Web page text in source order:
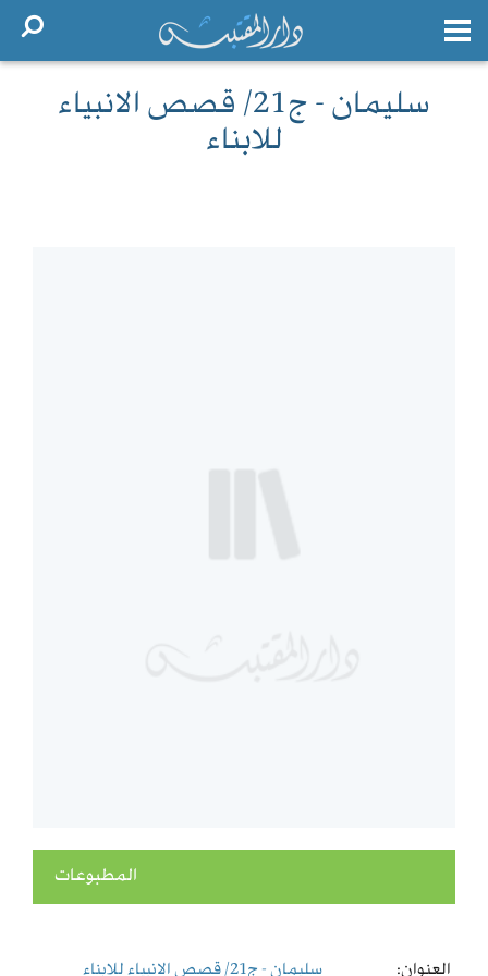
سليمان - ج21/ قصص الانبياء
للابناء
المطبوعات
العنوان: سليمان - ج21/ قصص الانبياء للابناء